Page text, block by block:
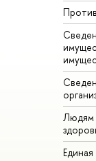
Людям